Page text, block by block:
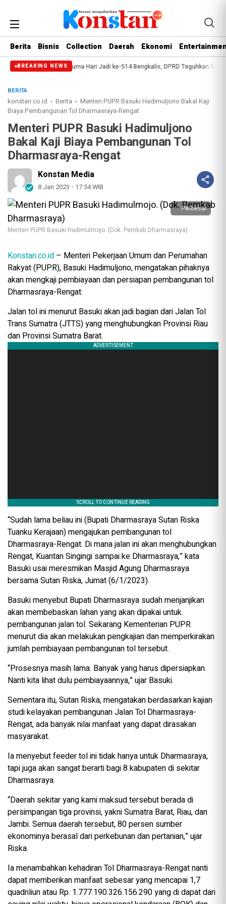
Berita Bisnis Collection Daerah Ekonomi
BREAKING NEWS
Paripurna Hari Jadi ke-514 Bengkalis, DPRD Teguhkan Semangat
BERITA
konstan.co.id » Berita » Menteri PUPR Basuki Hadimuljono Bakal Kaji
Biaya Pembangunan Tol Dharmasraya-Rengat
Menteri PUPR Basuki Hadimuljono
Bakal Kaji Biaya Pembangunan Tol
Dharmasraya-Rengat
Konstan Media
8 Jan 2023 - 17:54 WIB
Perbesar
Menteri PUPR Basuki Hadimulmojo. (Dok. Pemkab Dharmasraya)
Konstan.co.id – Menteri Pekerjaan Umum dan Perumahan
Rakyat (PUPR), Basuki Hadimuljono, mengatakan pihaknya
akan mengkaji pembiayaan dan persiapan pembangunan tol
Dharmasraya-Rengat.
Jalan tol ini menurut Basuki akan jadi bagian dari Jalan Tol
Trans Sumatra (JTTS) yang menghubungkan Provinsi Riau
dan Provinsi Sumatra Barat.
“Sudah lama beliau ini (Bupati Dharmasraya Sutan Riska
Tuanku Kerajaan) mengajukan pembangunan tol
Dharmasraya-Rengat. Di mana jalan ini akan menghubungkan
Rengat, Kuantan Singingi sampai ke Dharmasraya,” kata
Basuki usai meresmikan Masjid Agung Dharmasraya
bersama Sutan Riska, Jumat (6/1/2023).
Basuki menyebut Bupati Dharmasraya sudah menjanjikan
akan membebaskan lahan yang akan dipakai untuk
pembangunan jalan tol. Sekarang Kementerian PUPR
menurut dia akan melakukan pengkajian dan memperkirakan
jumlah pembiayaan pembangunan tol tersebut.
“Prosesnya masih lama. Banyak yang harus dipersiapkan.
Nanti kita lihat dulu pembiayaannya,” ujar Basuki.
Sementara itu, Sutan Riska, mengatakan berdasarkan kajian
studi kelayakan pembangunan Jalan Tol Dharmasraya-
Rengat, ada banyak nilai manfaat yang dapat dirasakan
masyarakat.
Ia menyebut feeder tol ini tidak hanya untuk Dharmasraya,
tapi juga akan sangat berarti bagi 8 kabupaten di sekitar
Dharmasraya.
“Daerah sekitar yang kami maksud tersebut berada di
persimpangan tiga provinsi, yakni Sumatra Barat, Riau, dan
Jambi. Semua daerah tersebut, 80 persen sumber
ekonominya berasal dari perkebunan dan pertanian,” ujar
Riska.
Ia menambahkan kehadiran Tol Dharmasraya-Rengat nanti
dapat memberikan manfaat sebesar yang mencapai 1,7
quadriliun atau Rp. 1.777.190.326.156.290 yang di dapat dari